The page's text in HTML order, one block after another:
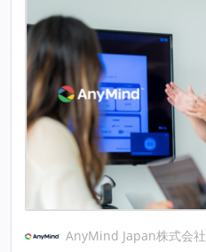
AnyMind Japan株式会社